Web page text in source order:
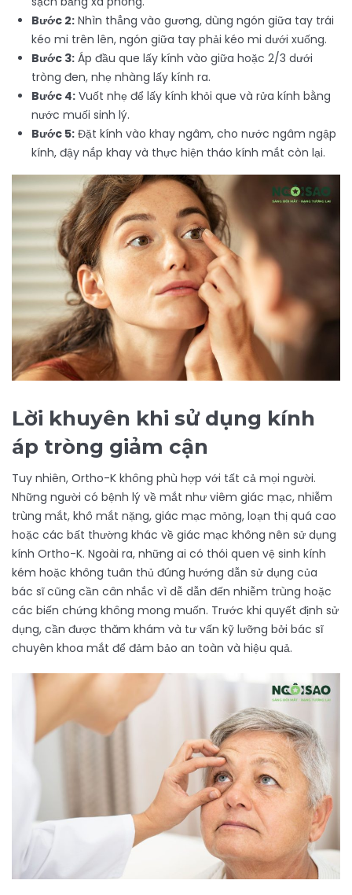
Bước 2: Nhìn thẳng vào gương, dùng ngón giữa tay trái
kéo mi trên lên, ngón giữa tay phải kéo mi dưới xuống.
Bước 3: Áp đầu que lấy kính vào giữa hoặc 2/3 dưới
tròng đen, nhẹ nhàng lấy kính ra.
Bước 4: Vuốt nhẹ để lấy kính khỏi que và rửa kính bằng
nước muối sinh lý.
Bước 5: Đặt kính vào khay ngâm, cho nước ngâm ngập
kính, đậy nắp khay và thực hiện tháo kính mắt còn lại.
Lời khuyên khi sử dụng kính
áp tròng giảm cận
Tuy nhiên, Ortho-K không phù hợp với tất cả mọi người.
Những người có bệnh lý về mắt như viêm giác mạc, nhiễm
trùng mắt, khô mắt nặng, giác mạc mỏng, loạn thị quá cao
hoặc các bất thường khác về giác mạc không nên sử dụng
kính Ortho-K. Ngoài ra, những ai có thói quen vệ sinh kính
kém hoặc không tuân thủ đúng hướng dẫn sử dụng của
bác sĩ cũng cần cân nhắc vì dễ dẫn đến nhiễm trùng hoặc
các biến chứng không mong muốn. Trước khi quyết định sử
dụng, cần được thăm khám và tư vấn kỹ lưỡng bởi bác sĩ
chuyên khoa mắt để đảm bảo an toàn và hiệu quả.